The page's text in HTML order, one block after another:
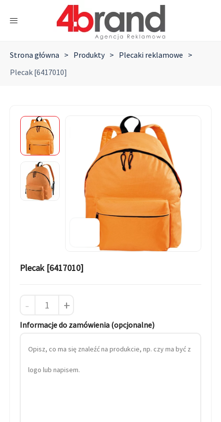
Strona główna > Produkty > Plecaki reklamowe >
Plecak [6417010]
Plecak [6417010]
- +
Informacje do zamówienia (opcjonalne)